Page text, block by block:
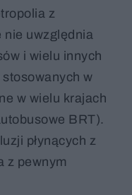
z
nie uwzględnia
i wielu innych
w
w wielu krajach
BRT).
płynących z
z pewnym